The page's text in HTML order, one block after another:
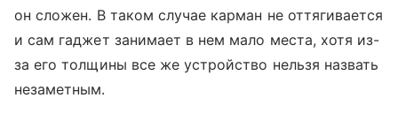
он сложен. В таком случае карман не оттягивается
и сам гаджет занимает в нем мало места, хотя из-
за его толщины все же устройство нельзя назвать
незаметным.